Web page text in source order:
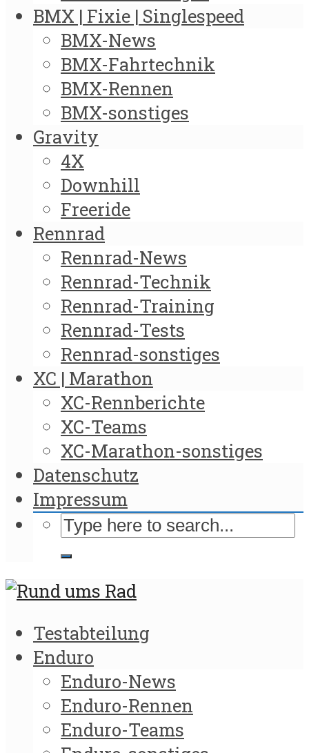
BMX | Fixie | Singlespeed
BMX-News
BMX-Fahrtechnik
BMX-Rennen
BMX-sonstiges
Gravity
4X
Downhill
Freeride
Rennrad
Rennrad-News
Rennrad-Technik
Rennrad-Training
Rennrad-Tests
Rennrad-sonstiges
XC | Marathon
XC-Rennberichte
XC-Teams
XC-Marathon-sonstiges
Datenschutz
Impressum
Testabteilung
Enduro
Enduro-News
Enduro-Rennen
Enduro-Teams